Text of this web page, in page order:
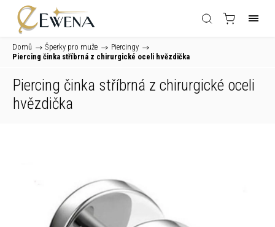
Domů / Šperky pro muže / Piercingy /
Piercing činka stříbrná z chirurgické oceli hvězdička
Piercing činka stříbrná z chirurgické oceli
hvězdička